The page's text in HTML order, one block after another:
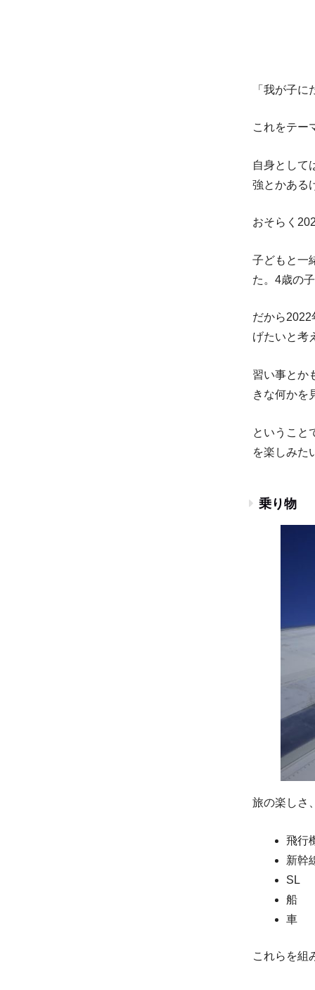
「我が子
これをテー
自身として
強とかある
おそらく
子どもと一
た。4歳の
だから2022
げたいと考
習い事とか
きな何かを
ということ
を楽しみた
乗り物
旅の楽しさ
飛行
新幹
SL
船
車
これらを組